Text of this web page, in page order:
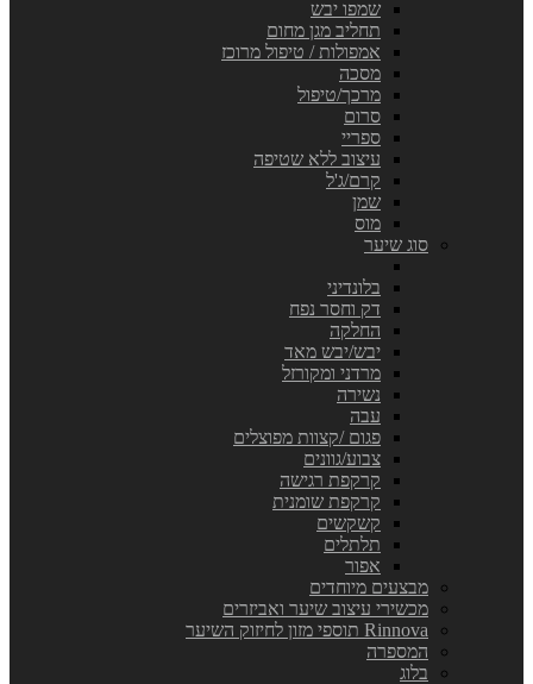
שמפו יבש
תחליב מגן מחום
אמפולות / טיפול מרוכז
מסכה
מרכך/טיפול
סרום
ספריי
עיצוב ללא שטיפה
קרם/ג'ל
שמן
מוס
סוג שיער
בלונדיני
דק וחסר נפח
החלקה
יבש/יבש מאד
מרדני ומקורזל
נשירה
עבה
פגום /קצוות מפוצלים
צבוע/גוונים
קרקפת רגישה
קרקפת שומנית
קשקשים
תלתלים
אפור
מבצעים מיוחדים
מכשירי עיצוב שיער ואביזרים
Rinnova תוספי מזון לחיזוק השיער
המספרה
בלוג